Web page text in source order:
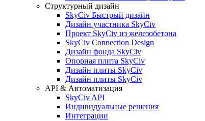
Структурный дизайн
SkyCiv Быстрый дизайн
Дизайн участника SkyCiv
Проект SkyCiv из железобетона
SkyCiv Connection Design
Дизайн фонда SkyCiv
Опорная плита SkyCiv
Дизайн плиты SkyCiv
Дизайн плиты SkyCiv
API & Автоматизация
SkyCiv API
Индивидуальные решения
Интеграции